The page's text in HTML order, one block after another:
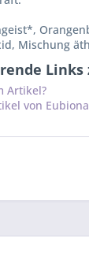
Mischung
Links
Artikel?
von Eubiona